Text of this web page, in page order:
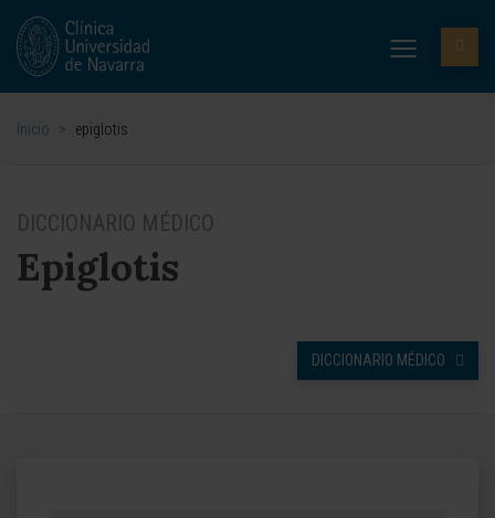
Inicio > epiglotis
DICCIONARIO MÉDICO
Epiglotis
DICCIONARIO MÉDICO